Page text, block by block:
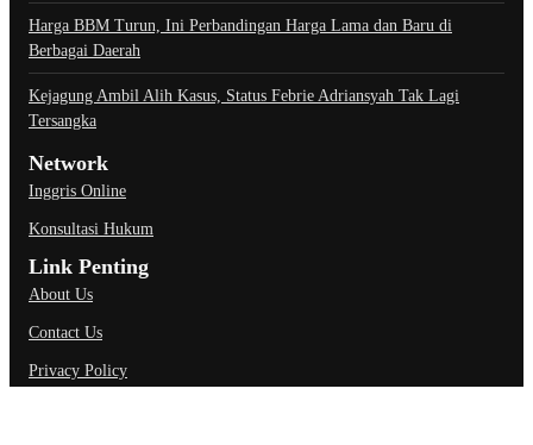
Harga BBM Turun, Ini Perbandingan Harga Lama dan Baru di
Berbagai Daerah
Kejagung Ambil Alih Kasus, Status Febrie Adriansyah Tak Lagi
Tersangka
Network
Inggris Online
Konsultasi Hukum
Link Penting
About Us
Contact Us
Privacy Policy